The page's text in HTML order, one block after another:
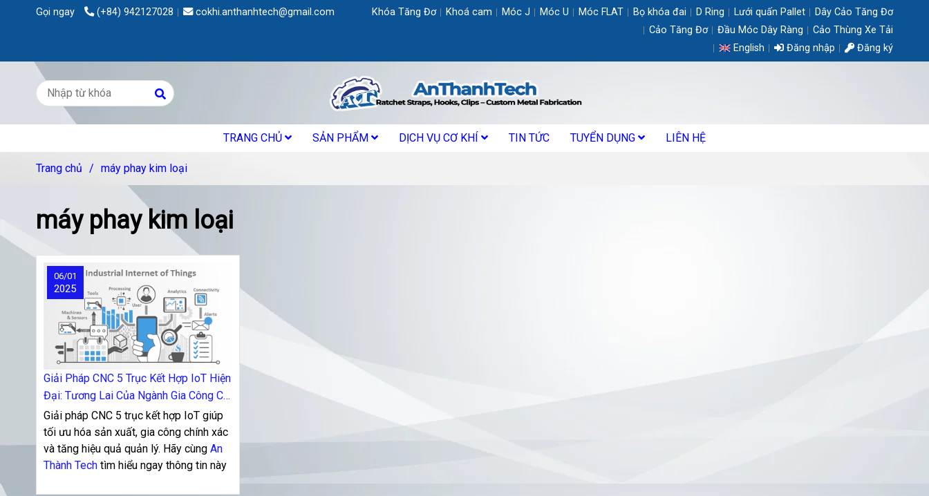
Gọi ngay (+84) 942127028 cokhi.anthanhtech@gmail.com Khóa Tăng Đơ Khoá cam Móc J Móc U Móc FLAT Bọ khóa đai D Ring Lưới quấn Pallet
Dây Cảo Tăng Đơ
Cảo Tăng Đơ
Đầu Móc Dây Ràng
Cảo Thùng Xe Tải
English
Đăng nhập Đăng ký
TRANG CHỦ SẢN PHẨM DỊCH VỤ CƠ KHÍ TIN TỨC TUYỂN DỤNG LIÊN HỆ
Trang chủ / máy phay kim loại
máy phay kim loại
Giải Pháp CNC 5 Trục Kết Hợp IoT Hiện
Đại: Tương Lai Của Ngành Gia Công Cơ
Khí
06/01
2025
Giải pháp CNC 5 trục kết hợp IoT giúp
tối ưu hóa sản xuất, gia công chính xác
và tăng hiệu quả quản lý. Hãy cùng An
Thành Tech tìm hiểu ngay thông tin này